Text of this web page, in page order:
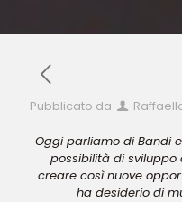
Pubblicato da
Oggi parliamo di Bandi
possibilità di sviluppo
creare così nuove
ha desiderio di